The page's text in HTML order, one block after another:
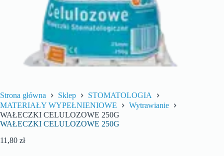
Strona główna Sklep
STOMATOLOGIA
MATERIAŁY WYPEŁNIENIOWE
Wytrawianie
WAŁECZKI CELULOZOWE 250G
WAŁECZKI CELULOZOWE 250G
11,80 zł